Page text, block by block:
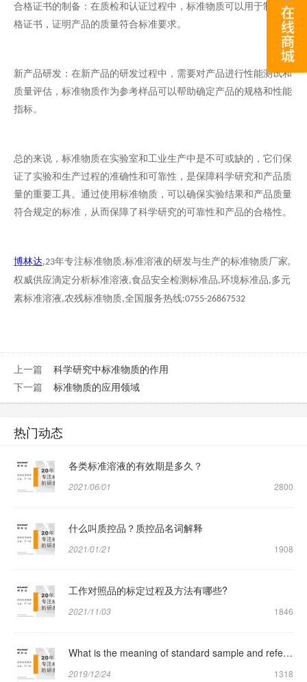
合格证书的制备：在质检和认证过程中，标准物质可以用于制备合
格证书，证明产品的质量符合标准要求。
新产品研发：在新产品的研发过程中，需要对产品进行性能测试和
质量评估，标准物质作为参考样品可以帮助确定产品的规格和性能
指标。
总的来说，标准物质在实验室和工业生产中是不可或缺的，它们保
证了实验和生产过程的准确性和可靠性，是保障科学研究和产品质
量的重要工具。通过使用标准物质，可以确保实验结果和产品质量
符合规定的标准，从而保障了科学研究的可靠性和产品的合格性。
博林达,23年专注标准物质,标准溶液的研发与生产的标准物质厂家,
权威供应滴定分析标准溶液,食品安全检测标准品,环境标准品,多元
素标准溶液,农残标准物质,全国服务热线:0755-26867532
上一篇 科学研究中标准物质的作用
下一篇 标准物质的应用领域
热门动态
各类标准溶液的有效期是多久？
2021/06/01 2800
什么叫质控品？质控品名词解释
2021/01/21 1908
工作对照品的标定过程及方法有哪些?
2021/11/03 1846
What is the meaning of standard sample and reference sample respectively?
2019/12/24 1318